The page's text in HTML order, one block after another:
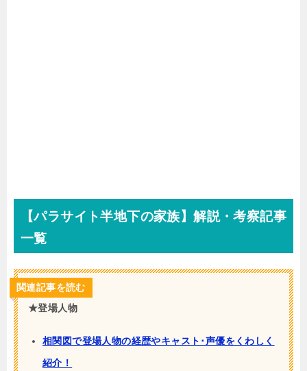
【パラサイト半地下の家族】解説・考察記事
一覧
関連記事を読む
★登場人物
相関図で登場人物の経歴やキャスト･声優をくわしく
紹介！